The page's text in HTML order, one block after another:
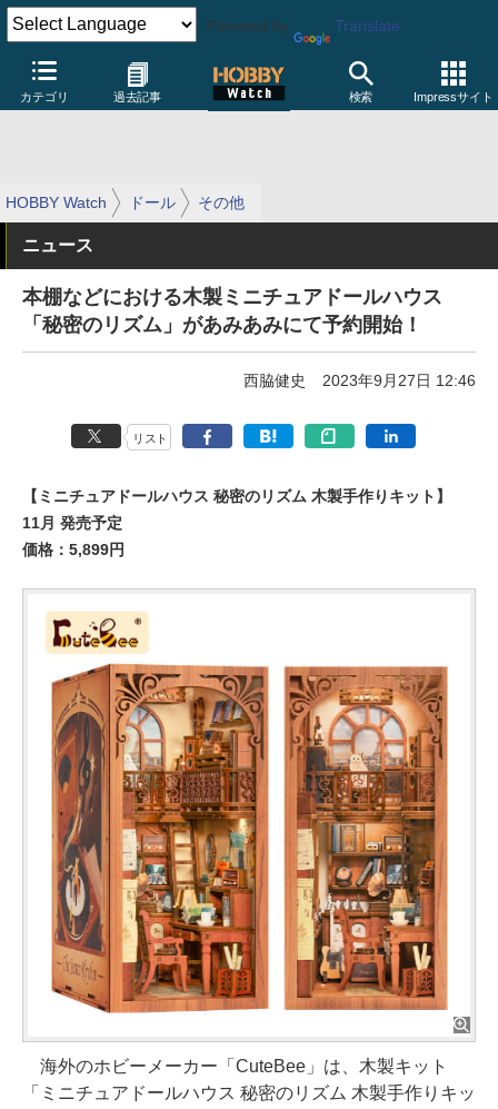
Powered by Translate
カテゴリ 過去記事 検索 Impressサイト
HOBBY Watch ドール その他
ニュース
本棚などにおける木製ミニチュアドールハウス
「秘密のリズム」があみあみにて予約開始！
西脇健史 2023年9月27日 12:46
リスト
【ミニチュアドールハウス 秘密のリズム 木製手作りキット】
11月 発売予定
価格：5,899円
海外のホビーメーカー「CuteBee」は、木製キット
「ミニチュアドールハウス 秘密のリズム 木製手作りキッ